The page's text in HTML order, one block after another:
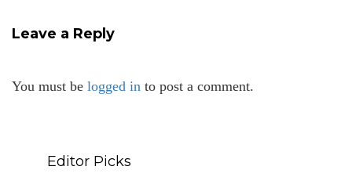
Leave a Reply
You must be logged in to post a comment.
Editor Picks